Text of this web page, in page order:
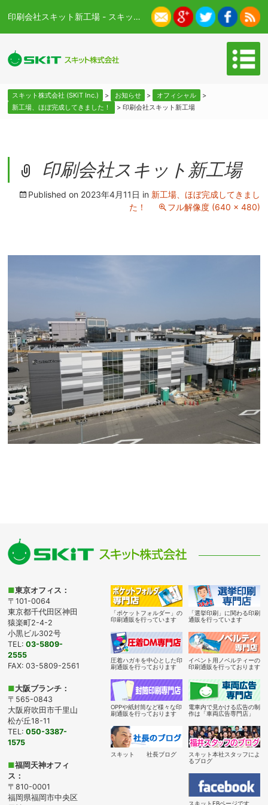
印刷会社スキット新工場 - スキット株式会社 (SKiT Inc.)
スキット株式会社 (SKiT Inc.) > お知らせ > オフィシャル
>
新工場、ほぼ完成してきました！
> 印刷会社スキット新工場
印刷会社スキット新工場
Published on 2023年4月11日 in 新工場、ほぼ完成してきまし
た！
フル解像度 (640 × 480)
■東京オフィス：
〒101-0064
東京都千代田区神田
猿楽町2-4-2
小黒ビル302号
TEL:03-5809-
2555
FAX: 03-5809-2561
■大阪ブランチ：
〒565-0843
大阪府吹田市千里山
松が丘18-11
TEL:050-3387-
1575
■福岡天神オフィ
ス：
〒810-0001
福岡県福岡市中央区
「ポケットフォルダー」の
印刷通販を行っています
「選挙印刷」に関わる印刷
通販を行っています
圧着ハガキを中心とした印
刷通販を行っております
イベント用ノベルティーの
印刷通販を行っております
OPPや紙封筒など様々な印
刷通販を行っております
電車内で見かける広告の制
作は「車両広告専門店」
スキット 社長ブログ
スキット本社スタッフによ
るブログ
スキットFBページです